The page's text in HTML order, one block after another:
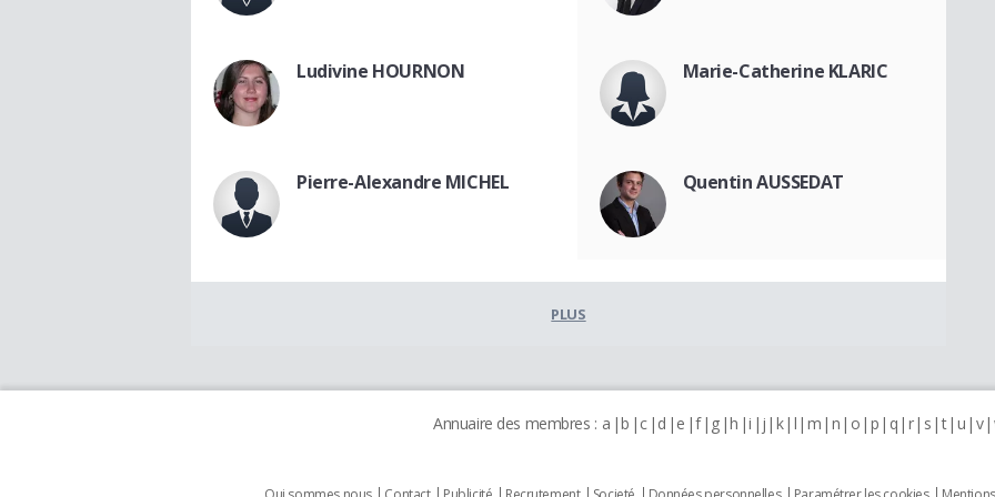
Ludivine HOURNON Marie-Catherine KLARIC
Pierre-Alexandre MICHEL Quentin AUSSEDAT
PLUS
Annuaire des membres : a b c d e f g h i j k l m n o p q r s t u v